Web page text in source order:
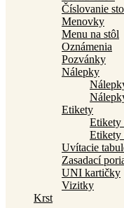
Číslovanie
Menovky
Menu na stôl
Oznámenia
Pozvánky
Nálepky
Etikety
Etikety
Etikety
Uvítacie
Zasadací
UNI kartičky
Vizitky
Krst